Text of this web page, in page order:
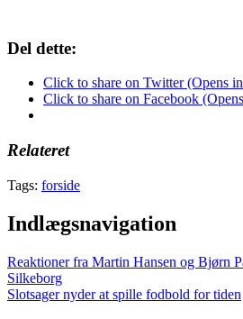
Del dette:
Click to share on Twitter (Opens
Click to share on Facebook
Relateret
Tags: forside
Indlægsnavigation
Reaktioner fra Martin Hansen og Bjørn
Silkeborg
Slotsager nyder at spille fodbold for tiden